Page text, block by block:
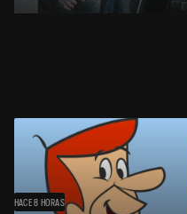
HACE 8 HORAS